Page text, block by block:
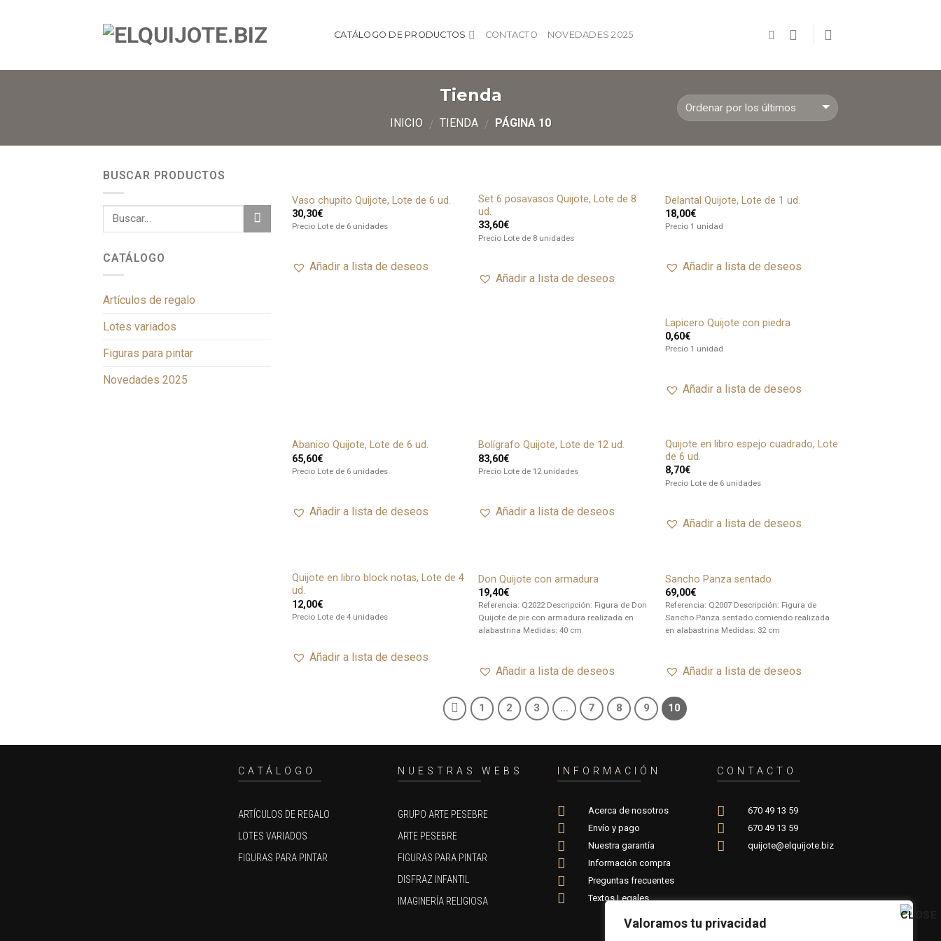
Valoramos tu privacidad
CATÁLOGO DE PRODUCTOS CONTACTO NOVEDADES 2025
Tienda
INICIO / TIENDA / PÁGINA 10
BUSCAR PRODUCTOS
CATÁLOGO
Artículos de regalo
Lotes variados
Figuras para pintar
Novedades 2025
Añadir
Vaso chupito Quijote, Lote de 6 ud.
30,30€
Precio Lote de 6 unidades
Añadir a lista de deseos
Añadir
Set 6 posavasos Quijote, Lote de 8
ud.
33,60€
Precio Lote de 8 unidades
Añadir a lista de deseos
Delantal Quijote, Lote de 1 ud.
18,00€
Precio 1 unidad
Añadir a lista de deseos
Lapicero Quijote con piedra
0,60€
Precio 1 unidad
Añadir a lista de deseos
Abanico Quijote, Lote de 6 ud.
65,60€
Precio Lote de 6 unidades
Añadir a lista de deseos
Añadir
Bolígrafo Quijote, Lote de 12 ud.
83,60€
Precio Lote de 12 unidades
Añadir a lista de deseos
Añadir
Quijote en libro espejo cuadrado, Lote
de 6 ud.
8,70€
Precio Lote de 6 unidades
Añadir a lista de deseos
Añadir
Quijote en libro block notas, Lote de 4
ud.
12,00€
Precio Lote de 4 unidades
Añadir a lista de deseos
de
deseos
Don Quijote con armadura
19,40€
Referencia: Q2022 Descripción: Figura de Don
Quijote de pie con armadura realizada en
alabastrina Medidas: 40 cm
Añadir a lista de deseos
de
deseos
Sancho Panza sentado
69,00€
Referencia: Q2007 Descripción: Figura de
Sancho Panza sentado comiendo realizada
en alabastrina Medidas: 32 cm
Añadir a lista de deseos
1 2 3 … 7 8 9 10
CATÁLOGO
ARTÍCULOS DE REGALO
LOTES VARIADOS
FIGURAS PARA PINTAR
NUESTRAS WEBS
GRUPO ARTE PESEBRE
ARTE PESEBRE
FIGURAS PARA PINTAR
DISFRAZ INFANTIL
IMAGINERÍA RELIGIOSA
INFORMACIÓN
Acerca de nosotros
Envío y pago
Nuestra garantía
Información compra
Preguntas frecuentes
Textos Legales
CONTACTO
670 49 13 59
670 49 13 59
quijote@elquijote.biz